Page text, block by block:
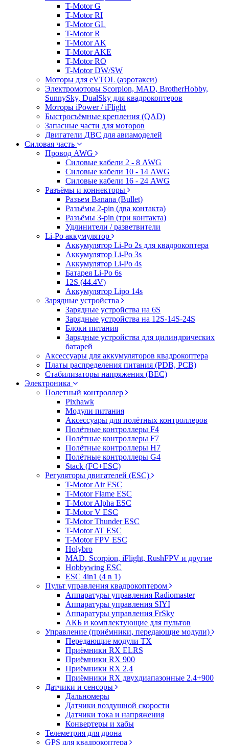
T-Motor G
T-Motor RI
T-Motor GL
T-Motor R
T-Motor AK
T-Motor AKE
T-Motor RO
T-Motor DW/SW
Моторы для eVTOL (аэротакси)
Электромоторы Scorpion, MAD, BrotherHobby,
SunnySky, DualSky для квадрокоптеров
Моторы iPower / iFlight
Быстросъёмные крепления (QAD)
Запасные части для моторов
Двигатели ДВС для авиамоделей
Силовая часть
Провод AWG
Силовые кабели 2 - 8 AWG
Силовые кабели 10 - 14 AWG
Силовые кабели 16 - 24 AWG
Разъёмы и коннекторы
Разъем Banana (Bullet)
Разъёмы 2-pin (два контакта)
Разъёмы 3-pin (три контакта)
Удлинители / разветвители
Li-Po аккумулятор
Аккумулятор Li-Po 2s для квадрокоптера
Аккумулятор Li-Po 3s
Аккумулятор Li-Po 4s
Батарея Li-Po 6s
12S (44.4V)
Аккумулятор Lipo 14s
Зарядные устройства
Зарядные устройства на 6S
Зарядные устройства на 12S-14S-24S
Блоки питания
Зарядные устройства для цилиндрических
батарей
Аксессуары для аккумуляторов квадрокоптера
Платы распределения питания (PDB, PCB)
Стабилизаторы напряжения (BEC)
Электроника
Полетный контроллер
Pixhawk
Модули питания
Аксессуары для полётных контроллеров
Полётные контроллеры F4
Полётные контроллеры F7
Полётные контроллеры H7
Полётные контроллеры G4
Stack (FC+ESC)
Регуляторы двигателей (ESC)
T-Motor Air ESC
T-Motor Flame ESC
T-Motor Alpha ESC
T-Motor V ESC
T-Motor Thunder ESC
T-Motor AT ESC
T-Motor FPV ESC
Holybro
MAD. Scorpion, iFlight, RushFPV и другие
Hobbywing ESC
ESC 4in1 (4 в 1)
Пульт управления квадрокоптером
Аппаратуры управления Radiomaster
Аппаратуры управления SIYI
Аппаратуры управления FrSky
АКБ и комплектующие для пультов
Управление (приёмники, передающие модули)
Передающие модули TX
Приёмники RX ELRS
Приёмники RX 900
Приёмники RX 2.4
Приёмники RX двухдиапазонные 2.4+900
Датчики и сенсоры
Дальномеры
Датчики воздушной скорости
Датчики тока и напряжения
Конвертеры и хабы
Телеметрия для дрона
GPS для квадрокоптера